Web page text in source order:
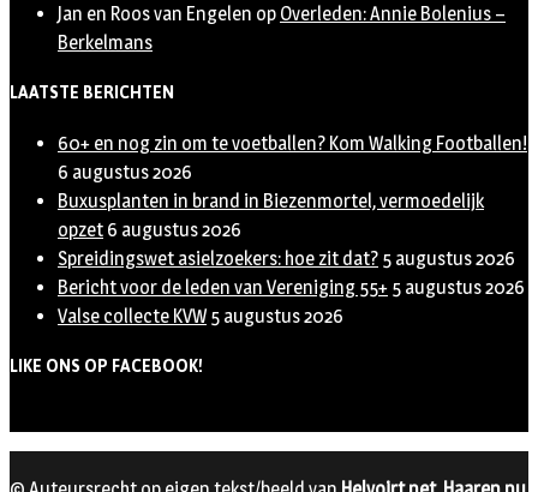
Jan en Roos van Engelen op Overleden: Annie Bolenius –
Berkelmans
LAATSTE BERICHTEN
60+ en nog zin om te voetballen? Kom Walking Footballen!
6 augustus 2026
Buxusplanten in brand in Biezenmortel, vermoedelijk
opzet 6 augustus 2026
Spreidingswet asielzoekers: hoe zit dat? 5 augustus 2026
Bericht voor de leden van Vereniging 55+ 5 augustus 2026
Valse collecte KVW 5 augustus 2026
LIKE ONS OP FACEBOOK!